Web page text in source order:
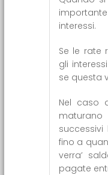
interessi.
Se le rate
gli
se questa
Nel caso
fino a
verra’
pagate